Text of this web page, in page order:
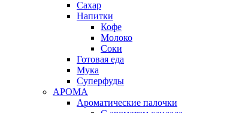
Сахар
Напитки
Кофе
Молоко
Соки
Готовая еда
Мука
Суперфуды
АРОМА
Ароматические палочки